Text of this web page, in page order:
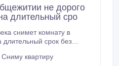
не дорого
длительный сро
Сниму квартиру